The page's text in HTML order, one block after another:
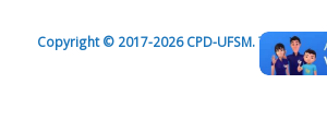
Copyright © 2017-2026 CPD-UFSM. Todos